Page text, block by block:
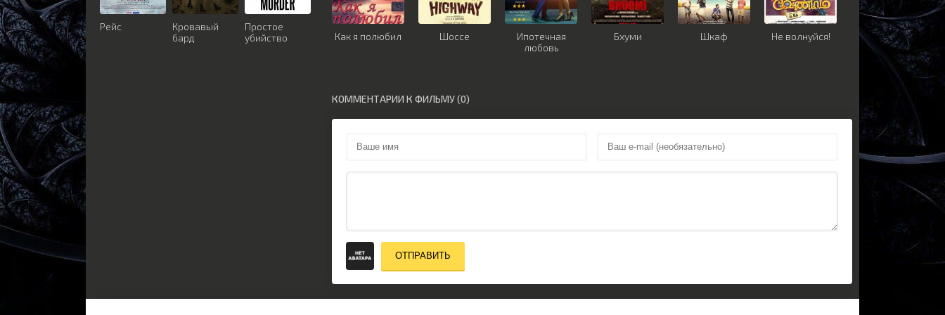
Как я полюбил Шоссе
Ипотечная
любовь
Бхуми Шкаф Не волнуйся!
КОММЕНТАРИИ К ФИЛЬМУ (0)
ОТПРАВИТЬ
Рейс
Кровавый
бард
Простое
убийство